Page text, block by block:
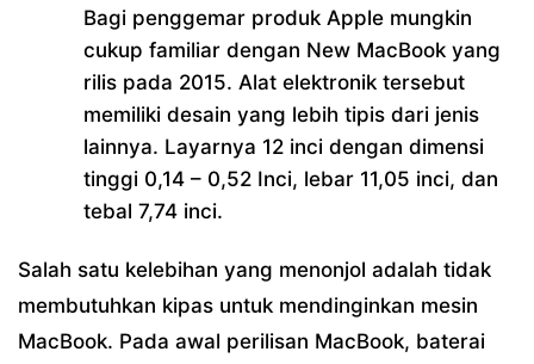
Bagi penggemar produk Apple mungkin
cukup familiar dengan New MacBook yang
rilis pada 2015. Alat elektronik tersebut
memiliki desain yang lebih tipis dari jenis
lainnya. Layarnya 12 inci dengan dimensi
tinggi 0,14 – 0,52 Inci, lebar 11,05 inci, dan
tebal 7,74 inci.
Salah satu kelebihan yang menonjol adalah tidak
membutuhkan kipas untuk mendinginkan mesin
MacBook. Pada awal perilisan MacBook, baterai